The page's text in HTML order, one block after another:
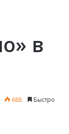
в
688 Быстро